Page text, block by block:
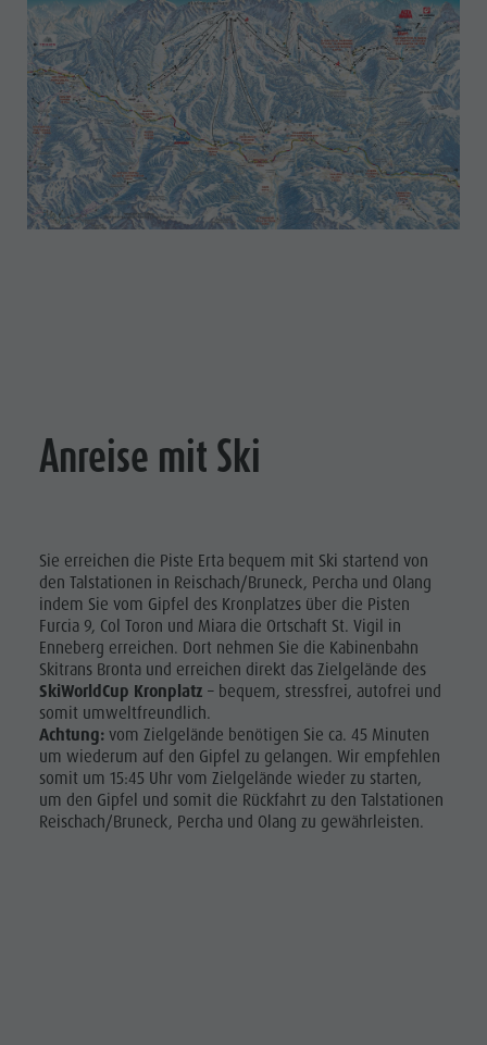
Anreise mit Ski
Sie erreichen die Piste Erta bequem mit Ski startend von
den Talstationen in Reischach/Bruneck, Percha und Olang
indem Sie vom Gipfel des Kronplatzes über die Pisten
Furcia 9, Col Toron und Miara die Ortschaft St. Vigil in
Enneberg erreichen. Dort nehmen Sie die Kabinenbahn
Skitrans Bronta und erreichen direkt das Zielgelände des
SkiWorldCup Kronplatz – bequem, stressfrei, autofrei und
somit umweltfreundlich.
Achtung: vom Zielgelände benötigen Sie ca. 45 Minuten
um wiederum auf den Gipfel zu gelangen. Wir empfehlen
somit um 15:45 Uhr vom Zielgelände wieder zu starten,
um den Gipfel und somit die Rückfahrt zu den Talstationen
Reischach/Bruneck, Percha und Olang zu gewährleisten.